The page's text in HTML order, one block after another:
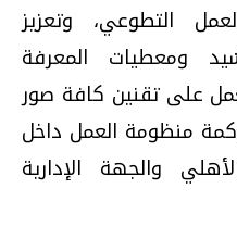
التطوعي، وتعزيز
ومعطيات المعرفة
على تقنين كافة صور
منظومة العمل داخل
والجهة الإدارية